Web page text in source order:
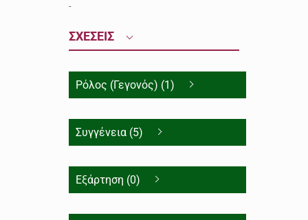
-
ΣΧΕΣΕΙΣ
Ρόλος (Γεγονός) (1)
Συγγένεια (5)
Εξάρτηση (0)